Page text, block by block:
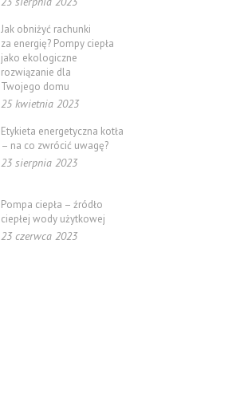
Jak obniżyć rachunki
za energię? Pompy ciepła
jako ekologiczne
rozwiązanie dla
Twojego domu
25 kwietnia 2023
Etykieta energetyczna kotła
– na co zwrócić uwagę?
23 sierpnia 2023
Pompa ciepła – źródło
ciepłej wody użytkowej
23 czerwca 2023